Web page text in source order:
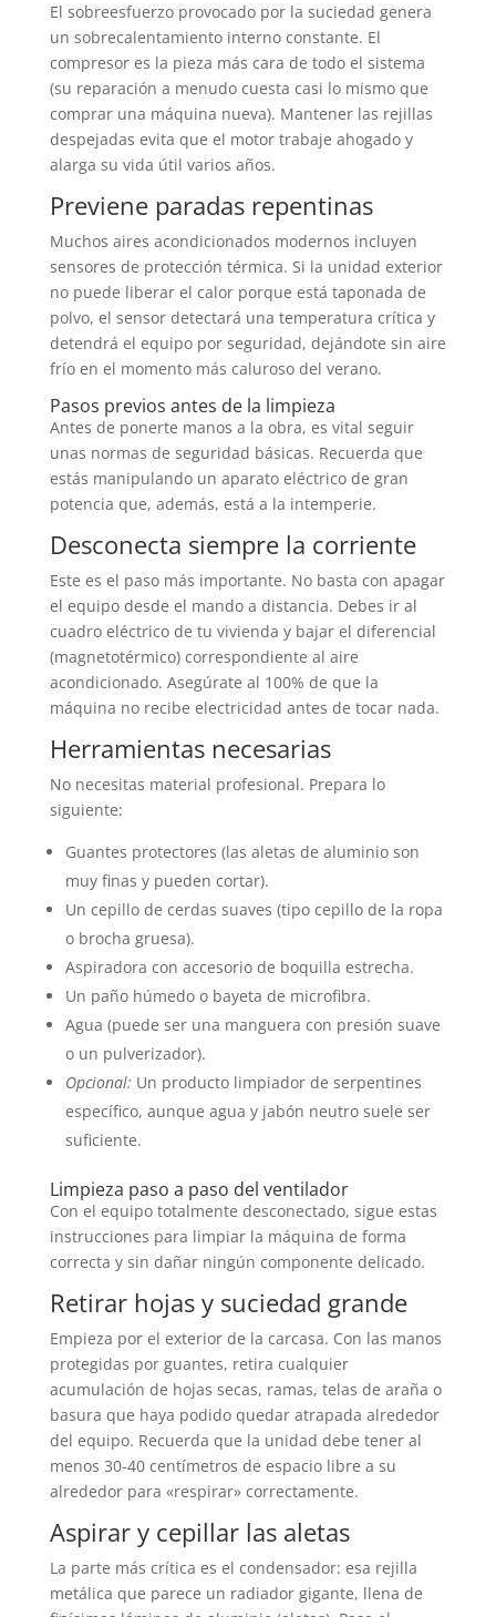
El sobreesfuerzo provocado por la suciedad genera
un sobrecalentamiento interno constante. El
compresor es la pieza más cara de todo el sistema
(su reparación a menudo cuesta casi lo mismo que
comprar una máquina nueva). Mantener las rejillas
despejadas evita que el motor trabaje ahogado y
alarga su vida útil varios años.
Previene paradas repentinas
Muchos aires acondicionados modernos incluyen
sensores de protección térmica. Si la unidad exterior
no puede liberar el calor porque está taponada de
polvo, el sensor detectará una temperatura crítica y
detendrá el equipo por seguridad, dejándote sin aire
frío en el momento más caluroso del verano.
Pasos previos antes de la limpieza
Antes de ponerte manos a la obra, es vital seguir
unas normas de seguridad básicas. Recuerda que
estás manipulando un aparato eléctrico de gran
potencia que, además, está a la intemperie.
Desconecta siempre la corriente
Este es el paso más importante. No basta con apagar
el equipo desde el mando a distancia. Debes ir al
cuadro eléctrico de tu vivienda y bajar el diferencial
(magnetotérmico) correspondiente al aire
acondicionado. Asegúrate al 100% de que la
máquina no recibe electricidad antes de tocar nada.
Herramientas necesarias
No necesitas material profesional. Prepara lo
siguiente:
Guantes protectores (las aletas de aluminio son
muy finas y pueden cortar).
Un cepillo de cerdas suaves (tipo cepillo de la ropa
o brocha gruesa).
Aspiradora con accesorio de boquilla estrecha.
Un paño húmedo o bayeta de microfibra.
Agua (puede ser una manguera con presión suave
o un pulverizador).
Opcional: Un producto limpiador de serpentines
específico, aunque agua y jabón neutro suele ser
suficiente.
Limpieza paso a paso del ventilador
Con el equipo totalmente desconectado, sigue estas
instrucciones para limpiar la máquina de forma
correcta y sin dañar ningún componente delicado.
Retirar hojas y suciedad grande
Empieza por el exterior de la carcasa. Con las manos
protegidas por guantes, retira cualquier
acumulación de hojas secas, ramas, telas de araña o
basura que haya podido quedar atrapada alrededor
del equipo. Recuerda que la unidad debe tener al
menos 30-40 centímetros de espacio libre a su
alrededor para «respirar» correctamente.
Aspirar y cepillar las aletas
La parte más crítica es el condensador: esa rejilla
metálica que parece un radiador gigante, llena de